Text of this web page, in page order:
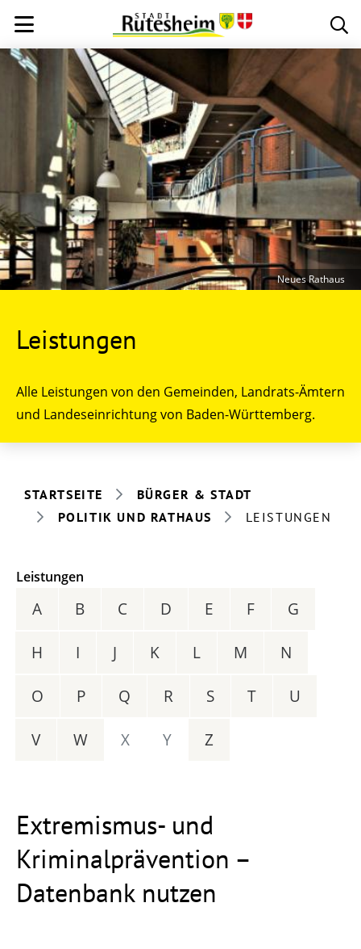
Leistungen
Alle Leistungen von den Gemeinden, Landrats-Ämtern
und Landeseinrichtung von Baden-Württemberg.
Neues Rathaus
STARTSEITE
BÜRGER & STADT
POLITIK UND RATHAUS
LEISTUNGEN
Leistungen
A B C D E F G
H I J K L M N
O P Q R S T U
V W X Y Z
Extremismus- und
Kriminalprävention –
Datenbank nutzen